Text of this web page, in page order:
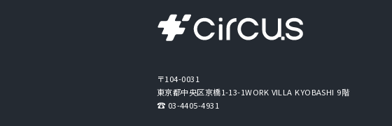
〒104-0031
東京都中央区京橋1-13-1WORK VILLA KYOBASHI 9階
03-4405-4931